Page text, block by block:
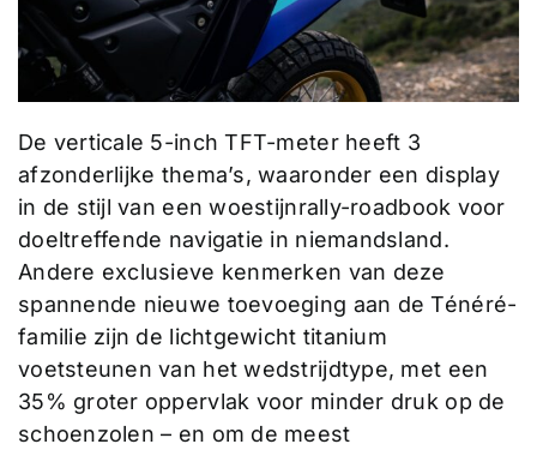
De verticale 5-inch TFT-meter heeft 3
afzonderlijke thema’s, waaronder een display
in de stijl van een woestijnrally-roadbook voor
doeltreffende navigatie in niemandsland.
Andere exclusieve kenmerken van deze
spannende nieuwe toevoeging aan de Ténéré-
familie zijn de lichtgewicht titanium
voetsteunen van het wedstrijdtype, met een
35% groter oppervlak voor minder druk op de
schoenzolen – en om de meest